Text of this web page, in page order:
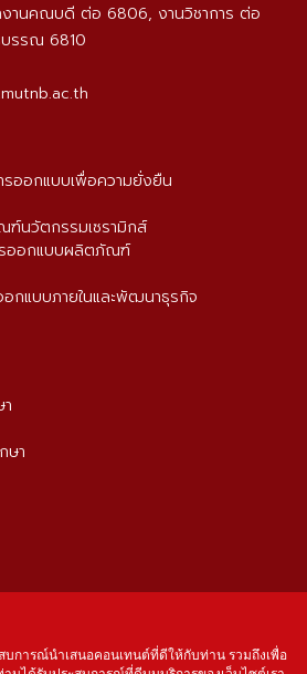
านคณบดี ต่อ 6806, งานวิชาการ ต่อ
รรณ 6810
รออกแบบเพื่อความยั่งยืน
นวัตกรรมเซรามิกส์
รออกแบบผลิตภัณฑ์
อกแบบภายในและพัฒนาธุรกิจ
ษา
16 ส.ค. 2564 0 3 3 9 0 7 0
บการณ์นำเสนอคอนเทนต์ที่ดีให้กับท่าน รวมถึงเพื่อ